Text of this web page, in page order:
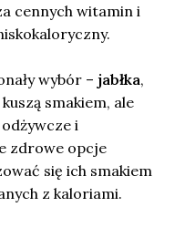
cennych witamin i
wybór – jabłka,
smakiem, ale
i
zdrowe opcje
się ich smakiem
z kaloriami.